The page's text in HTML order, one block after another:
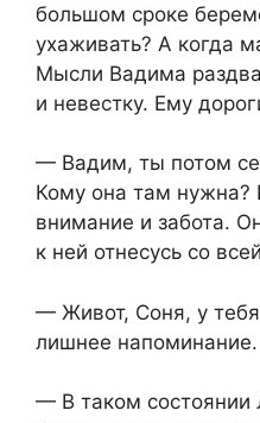
большом сроке
ухаживать? А когда
Мысли Вадима
и невестку. Ему
— Вадим, ты потом
Кому она там нужна?
внимание и забота.
к ней отнесусь со
— Живот, Соня, у
лишнее напоминание.
— В таком